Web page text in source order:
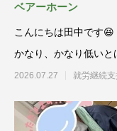
ベアーホーン
こんにちは田中です
かなり、かなり低いと
2026.07.27 就労継